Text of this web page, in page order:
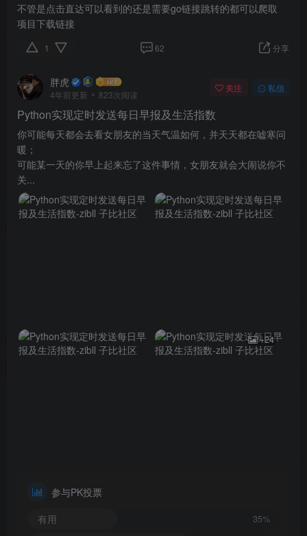
不管是点击直达可以看到的还是需要go链接跳转的都可以爬取
项目下载链接
1 62 分享
胖虎
4年前更新 823次阅读
关注 私信
Python实现定时发送每日早报及生活指数
你可能每天都会去看女朋友的当天气温如何，并天天都在嘘寒问
暖；
可能某一天的你早上起来忘了这件事情，女朋友就会大闹说你不
关...
+24
参与PK投票
35%
有用